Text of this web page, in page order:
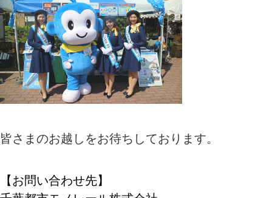
皆さまのお越しをお待ちしております。
【お問い合わせ先】